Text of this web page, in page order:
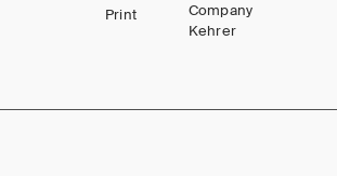
Print
Company
Kehrer